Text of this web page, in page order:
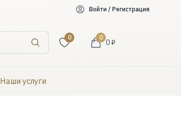
Войти / Регистрация
Искать
0 0
0 ₽
Наши услуги